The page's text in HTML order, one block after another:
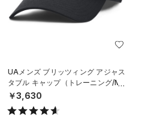
UAメンズ ブリッツィング アジャス
タブル キャップ（トレーニング/ME
N）
￥3,630